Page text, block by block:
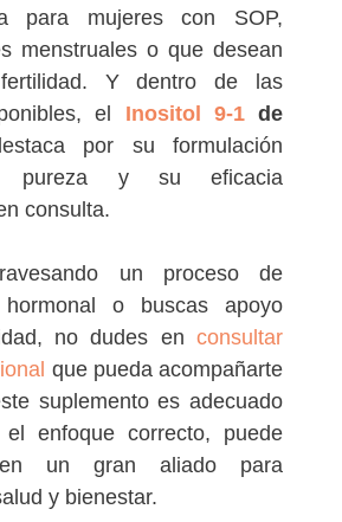
para mujeres con SOP,
menstruales o que desean
Y dentro de las
el Inositol 9-1de
por su formulación
pureza y su eficacia
consulta.
un proceso de
hormonal o buscas apoyo
no dudes en consultar
que pueda acompañarte
suplemento es adecuado
enfoque correcto, puede
en un gran aliado para
y bienestar.